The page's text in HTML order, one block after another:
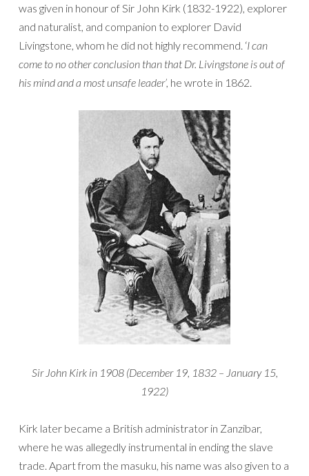
was given in honour of Sir John Kirk (1832-1922), explorer
and naturalist, and companion to explorer David
Livingstone, whom he did not highly recommend. ‘I can
come to no other conclusion than that Dr. Livingstone is out of
his mind and a most unsafe leader’, he wrote in 1862.
Sir John Kirk in 1908 (December 19, 1832 – January 15,
1922)
Kirk later became a British administrator in Zanzibar,
where he was allegedly instrumental in ending the slave
trade. Apart from the masuku, his name was also given to a